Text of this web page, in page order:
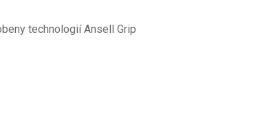
technologií Ansell Grip